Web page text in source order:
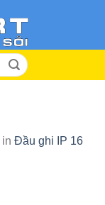
in Đầu ghi IP 16